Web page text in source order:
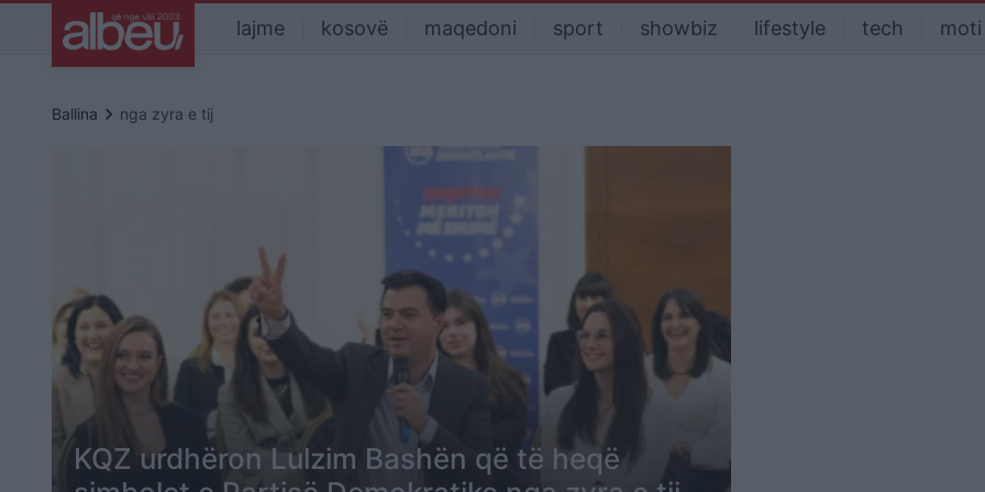
lajme kosovë maqedoni sport showbiz lifestyle tech moti
Ballina keyboard_arrow_right nga zyra e tij
KQZ urdhëron Lulzim Bashën që të heqë